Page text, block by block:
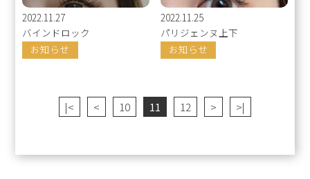
2022.11.27
バインドロック
お知らせ
2022.11.25
パリジェンヌ上下
お知らせ
|< < 10 11 12 > >|